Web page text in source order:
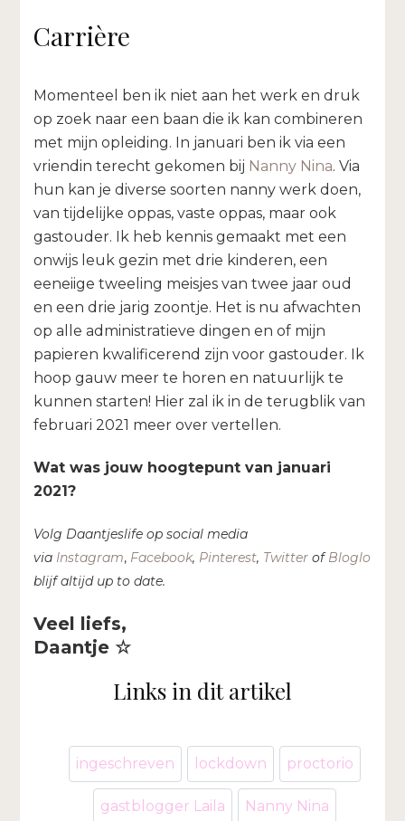
Carrière
Momenteel ben ik niet aan het werk en druk
op zoek naar een baan die ik kan combineren
met mijn opleiding. In januari ben ik via een
vriendin terecht gekomen bij Nanny Nina. Via
hun kan je diverse soorten nanny werk doen,
van tijdelijke oppas, vaste oppas, maar ook
gastouder. Ik heb kennis gemaakt met een
onwijs leuk gezin met drie kinderen, een
eeneiige tweeling meisjes van twee jaar oud
en een drie jarig zoontje. Het is nu afwachten
op alle administratieve dingen en of mijn
papieren kwalificerend zijn voor gastouder. Ik
hoop gauw meer te horen en natuurlijk te
kunnen starten! Hier zal ik in de terugblik van
februari 2021 meer over vertellen.
Wat was jouw hoogtepunt van januari
2021?
Volg Daantjeslife op social media
via Instagram, Facebook, Pinterest, Twitter ofBloglovin’
blijf altijd up to date.
Veel liefs,
Daantje ☆
Links in dit artikel
ingeschreven lockdown proctorio
gastblogger Laila Nanny Nina